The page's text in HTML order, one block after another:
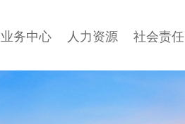
业务中心 人力资源 社会责任